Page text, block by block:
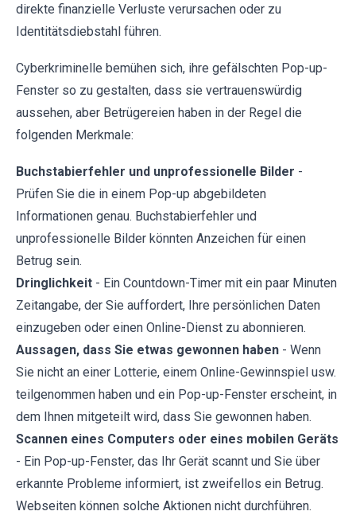
direkte finanzielle Verluste verursachen oder zu
Identitätsdiebstahl führen.
Cyberkriminelle bemühen sich, ihre gefälschten Pop-up-
Fenster so zu gestalten, dass sie vertrauenswürdig
aussehen, aber Betrügereien haben in der Regel die
folgenden Merkmale:
Buchstabierfehler und unprofessionelle Bilder -
Prüfen Sie die in einem Pop-up abgebildeten
Informationen genau. Buchstabierfehler und
unprofessionelle Bilder könnten Anzeichen für einen
Betrug sein.
Dringlichkeit - Ein Countdown-Timer mit ein paar Minuten
Zeitangabe, der Sie auffordert, Ihre persönlichen Daten
einzugeben oder einen Online-Dienst zu abonnieren.
Aussagen, dass Sie etwas gewonnen haben - Wenn
Sie nicht an einer Lotterie, einem Online-Gewinnspiel usw.
teilgenommen haben und ein Pop-up-Fenster erscheint, in
dem Ihnen mitgeteilt wird, dass Sie gewonnen haben.
Scannen eines Computers oder eines mobilen Geräts
- Ein Pop-up-Fenster, das Ihr Gerät scannt und Sie über
erkannte Probleme informiert, ist zweifellos ein Betrug.
Webseiten können solche Aktionen nicht durchführen.